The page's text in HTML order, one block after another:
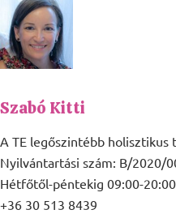
Szabó Kitti
A TE legőszintébb holisztikus
Nyilvántartási szám: B/2020/
Hétfőtől-péntekig 09:00-20:00
+36 30 513 8439